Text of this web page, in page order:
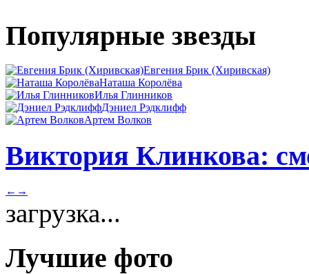
Популярные звезды
Евгения Брик (Хиривская)
Наташа Королёва
Илья Глинников
Дэниел Рэдклифф
Артем Волков
Виктория Клинкова:
← →
загрузка...
Лучшие фото